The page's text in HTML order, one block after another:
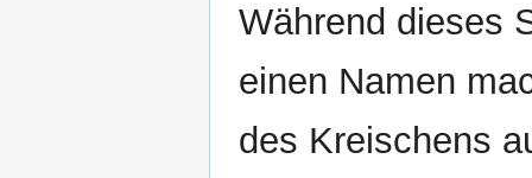
Während dieses
einen Namen
des Kreischens